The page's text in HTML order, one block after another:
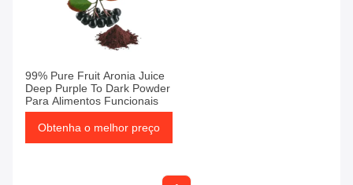
99% Pure Fruit Aronia Juice
Deep Purple To Dark Powder
Para Alimentos Funcionais
Obtenha o melhor preço